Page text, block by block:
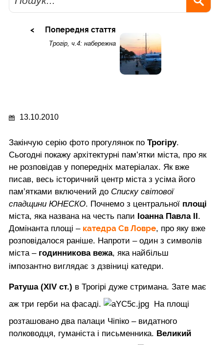
Попередня стаття
Трогір, ч.4: набережна
13.10.2010
Закінчую серію фото прогулянок по Трогіру.
Сьогодні покажу архітектурні пам’ятки міста, про як
не розповідав у попередніх матеріалах. Як вже
писав, весь історичний центр міста з усіма його
пам’ятками включений до Списку світової
спадщини ЮНЕСКО. Почнемо з центральної площі
міста, яка названа на честь папи Іоанна Павла ІІ.
Домінанта площі – катедра Св Ловре, про яку вже
розповідалося раніше. Напроти – один з символів
міста – годинникова вежа, яка найбільш
імпозантно виглядає з дзвіниці катедри.
Ратуша (XIV ст.) в Трогірі дуже стримана. Зате має
аж три герби на фасаді.
На площі
розташовано два палаци Чіпіко – видатного
полководця, гуманіста і письменника. Великий